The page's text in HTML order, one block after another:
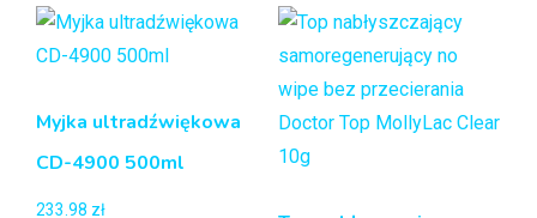
Myjka ultradźwiękowa
CD-4900 500ml
233.98 zł